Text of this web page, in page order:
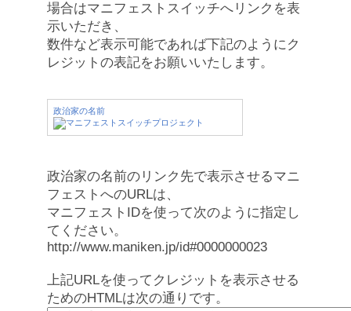
場合はマニフェストスイッチへリンクを表
示いただき、
数件など表示可能であれば下記のようにク
レジットの表記をお願いいたします。
政治家の名前
政治家の名前のリンク先で表示させるマニ
フェストへのURLは、
マニフェストIDを使って次のように指定し
てください。
http://www.maniken.jp/id#0000000023
上記URLを使ってクレジットを表示させる
ためのHTMLは次の通りです。